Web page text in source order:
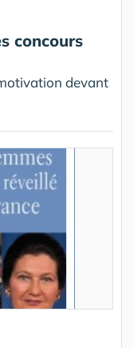
concours
devant